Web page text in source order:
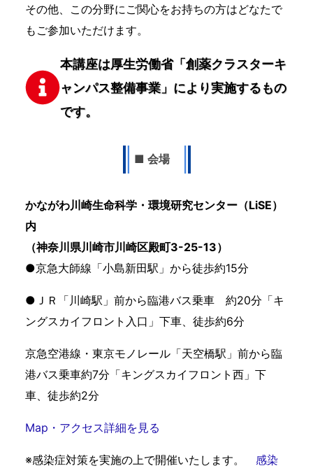
その他、この分野にご関心をお持ちの方はどなたで
もご参加いただけます。​
本講座は厚生労働省「創薬クラスターキ
ャンパス整備事業」により実施するもの
です。
■ 会場
かながわ川崎生命科学・環境研究センター（LiSE）
内
（神奈川県川崎市川崎区殿町3-25-13）​
●京急大師線「小島新田駅」から徒歩約15分​
●ＪＲ「川崎駅」前から臨港バス乗車 約20分「キ
ングスカイフロント入口」下車、徒歩約6分​
京急空港線・東京モノレール「天空橋駅」前から臨
港バス乗車約7分「キングスカイフロント西」下
車、徒歩約2分​
Map・アクセス詳細を見る
※感染症対策を実施の上で開催いたします。 感染